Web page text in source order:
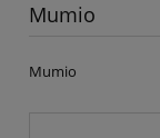
Mumio
Mumio